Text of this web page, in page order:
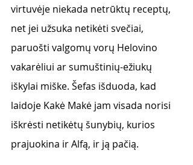
virtuvėje niekada netrūktų receptų,
net jei užsuka netikėti svečiai,
paruošti valgomų vorų Helovino
vakarėliui ar sumuštinių-ežiukų
iškylai miške. Šefas išduoda, kad
laidoje Kakė Makė jam visada norisi
iškrėsti netikėtų šunybių, kurios
prajuokina ir Alfą, ir ją pačią.